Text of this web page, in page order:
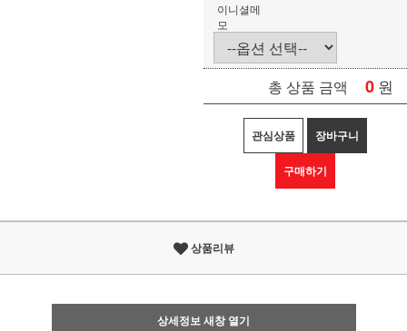
이니셜메
모
총 상품 금액 0 원
관심상품 장바구니
구매하기
상품리뷰
상세정보 새창 열기